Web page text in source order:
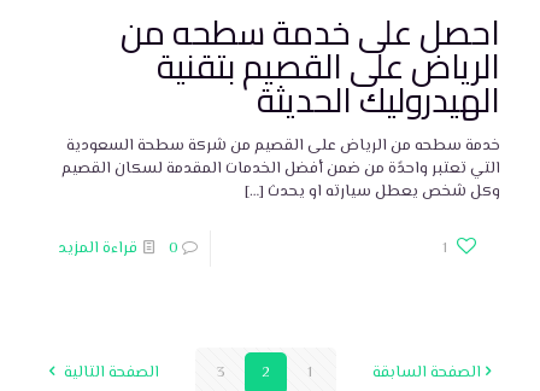
احصل على خدمة سطحه من
الرياض على القصيم بتقنية
الهيدروليك الحديثة
خدمة سطحه من الرياض على القصيم من شركة سطحة السعودية
التي تعتبر واحدًة من ضمن أفضل الخدمات المقدمة لسكان القصيم
وكل شخص يعطل سيارته او يحدث […]
1
0 قراءة المزيد
الصفحة السابقة 1
2
3 الصفحة التالية